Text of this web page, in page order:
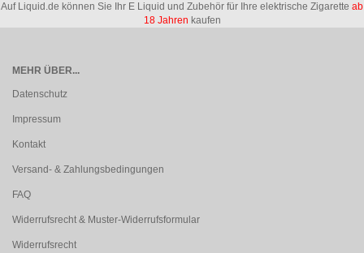
Auf Liquid.de können Sie Ihr E Liquid und Zubehör für Ihre elektrische Zigarette ab
18 Jahren kaufen
MEHR ÜBER...
Datenschutz
Impressum
Kontakt
Versand- & Zahlungsbedingungen
FAQ
Widerrufsrecht & Muster-Widerrufsformular
Widerrufsrecht